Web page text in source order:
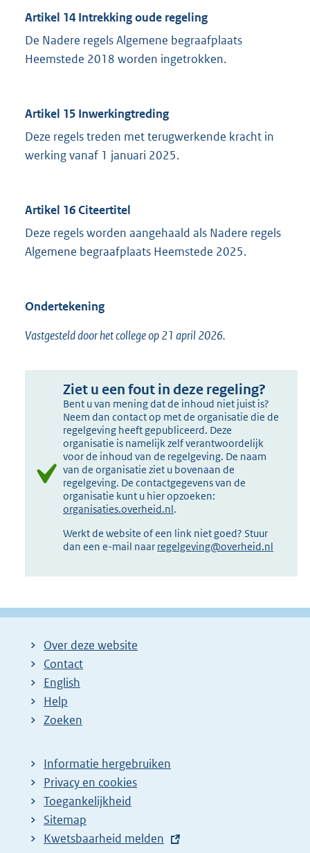
Artikel 14 Intrekking oude regeling
De Nadere regels Algemene begraafplaats
Heemstede 2018 worden ingetrokken.
Artikel 15 Inwerkingtreding
Deze regels treden met terugwerkende kracht in
werking vanaf 1 januari 2025.
Artikel 16 Citeertitel
Deze regels worden aangehaald als Nadere regels
Algemene begraafplaats Heemstede 2025.
Ondertekening
Vastgesteld door het college op 21 april 2026.
Ziet u een fout in deze regeling?
Bent u van mening dat de inhoud niet juist is?
Neem dan contact op met de organisatie die de
regelgeving heeft gepubliceerd. Deze
organisatie is namelijk zelf verantwoordelijk
voor de inhoud van de regelgeving. De naam
van de organisatie ziet u bovenaan de
regelgeving. De contactgegevens van de
organisatie kunt u hier opzoeken:
organisaties.overheid.nl.
Werkt de website of een link niet goed? Stuur
dan een e-mail naar regelgeving@overheid.nl
Over deze website
Contact
English
Help
Zoeken
Informatie hergebruiken
Privacy en cookies
Toegankelijkheid
Sitemap
E
Kwetsbaarheid melden